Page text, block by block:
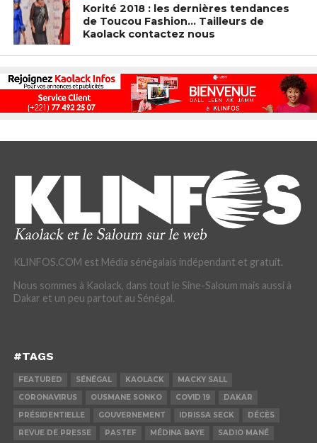
Korité 2018 : les dernières tendances
de Toucou Fashion… Tailleurs de
Kaolack contactez nous
KLINFOS.COM est Média sénégalais indépendant et gratuit.
Nous sommes à Kaolack, dans tout le Sine-Saloum mais aussi à
Dakar et un peu partout au Sénégal.
#TAGS
FEATURED SÉNÉGAL KAOLACK
MACKY SALL
CORONAVIRUS
OUSMANE SONKO COVID 19
DAKAR
PRÉSIDENTIELLE
GOUVERNEMENT IDRISSA SECK
DÉCÈS
REVUE DE PRESSE
PASTEF MÉDINA BAYE SADIO MANÉ